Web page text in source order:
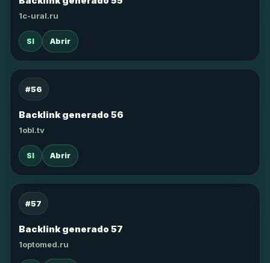
1c-ural.ru
SI Abrir
#56
Backlink generado 56
1obl.tv
SI Abrir
#57
Backlink generado 57
1optomed.ru